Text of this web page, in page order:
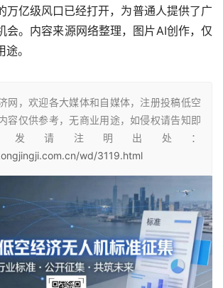
万亿级风口已经打开，为普通人提供了广
。 内容来源网络整理，图片AI创作，仅
。
网，欢迎各大媒体和自媒体，注册投稿低空
容仅供参考，无商业用途，如侵权请告知即
发请注明出处：
wd/3119.html